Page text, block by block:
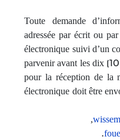
Toute demande
adressée par écrit ou
électronique suivi d’un
parvenir avant les dix
pour la réception de la
électronique doit être
,
.